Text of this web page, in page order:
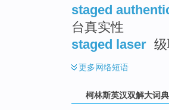
staged
台真实性
staged laser
更多网络短语
柯林斯英汉双解大词典